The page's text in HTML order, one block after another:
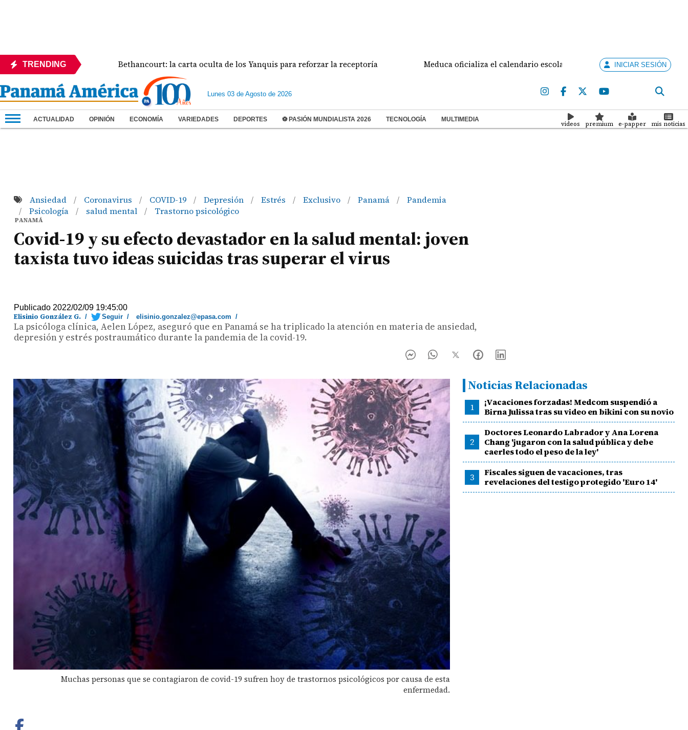
TRENDINGBethancourt: la carta oculta de los Yanquis para reforzar la receptoría Meduca oficializa el calendario escolar 2027: las clases iniciarán el 22 de febrero
INICIAR SESIÓN
Lunes 03 de Agosto de 2026
ACTUALIDAD OPINIÓN ECONOMÍA VARIEDADES DEPORTES ⚽ PASIÓN MUNDIALISTA 2026 TECNOLOGÍA MULTIMEDIA
videos premium e-papper mis noticias
Ansiedad / Coronavirus / COVID-19 / Depresión / Estrés / Exclusivo / Panamá / Pandemia
/ Psicología / salud mental / Trastorno psicológico
PANAMÁ
Covid-19 y su efecto devastador en la salud mental: joven
taxista tuvo ideas suicidas tras superar el virus
Publicado 2022/02/09 19:45:00
Elisinio González G. / Seguir / elisinio.gonzalez@epasa.com /
La psicóloga clínica, Aelen López, aseguró que en Panamá se ha triplicado la atención en materia de ansiedad,
depresión y estrés postraumático durante la pandemia de la covid-19.
Muchas personas que se contagiaron de covid-19 sufren hoy de trastornos psicológicos por causa de esta
enfermedad.
Noticias Relacionadas
1
¡Vacaciones forzadas! Medcom suspendió a
Birna Julissa tras su video en bikini con su novio
2
Doctores Leonardo Labrador y Ana Lorena
Chang 'jugaron con la salud pública y debe
caerles todo el peso de la ley'
3
Fiscales siguen de vacaciones, tras
revelaciones del testigo protegido 'Euro 14'